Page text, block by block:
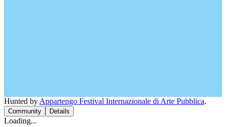
Hunted by Appartengo Festival Internazionale di Arte Pubblica.
Community Details
Loading...